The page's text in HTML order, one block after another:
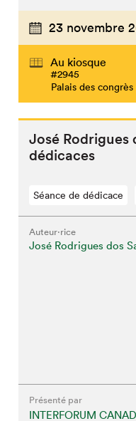
23 novembre
Au kiosque
#2945
Palais des
José Rodrigues
dédicaces
Séance de dédicace
Auteur·rice
José Rodrigues dos
Présenté par
INTERFORUM